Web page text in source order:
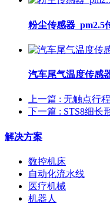
粉尘传感器_pm2.5
汽车尾气温度传感
上一篇 : 无触点行
下一篇 : STS8细长
解决方案
数控机床
自动化流水线
医疗机械
机器人